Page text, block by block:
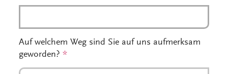
Auf welchem Weg sind Sie auf uns aufmerksam
geworden?*